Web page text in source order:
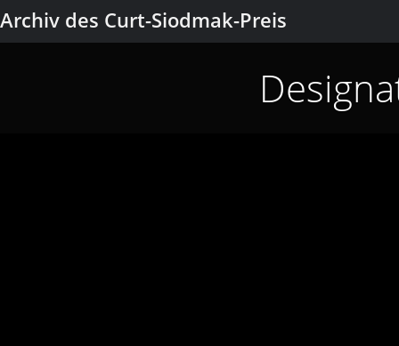
Archiv des Curt-Siodmak-Preis